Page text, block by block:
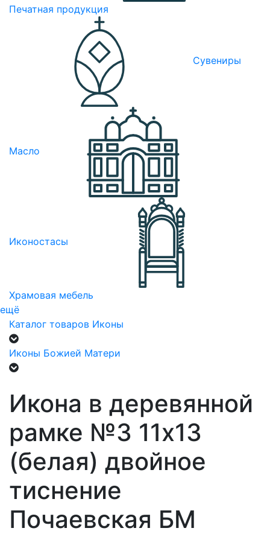
Печатная продукция
Сувениры
Масло
Иконостасы
Храмовая мебель
ещё
Каталог товаров Иконы
Иконы Божией Матери
Икона в деревянной
рамке №3 11х13
(белая) двойное
тиснение
Почаевская БМ